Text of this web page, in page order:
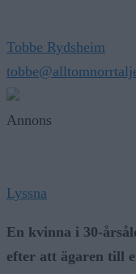
Tobbe Rydsheim
Annons
Lyssna
En kvinna i 30-
efter att ägaren till